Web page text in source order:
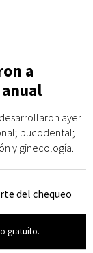
a
ayer
bucodental;
y ginecología.
gratuito.